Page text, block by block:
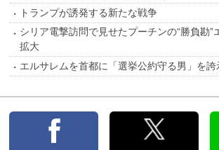
トランプが誘発する新たな戦争
シリア電撃訪問で見せたプーチンの“勝負勘”
拡大
エルサレムを首都に「選挙公約守る男」を